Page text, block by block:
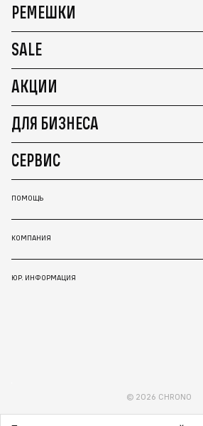
РЕМЕШКИ
SALE
АКЦИИ
ДЛЯ БИЗНЕСА
СЕРВИС
ПОМОЩЬ
КОМПАНИЯ
ЮР. ИНФОРМАЦИЯ
© 2026 CHRONO